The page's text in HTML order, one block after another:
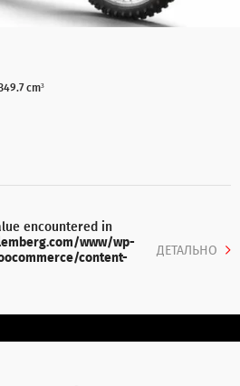
cm³
encountered in
www/wp-
content-
ДЕТАЛЬНО